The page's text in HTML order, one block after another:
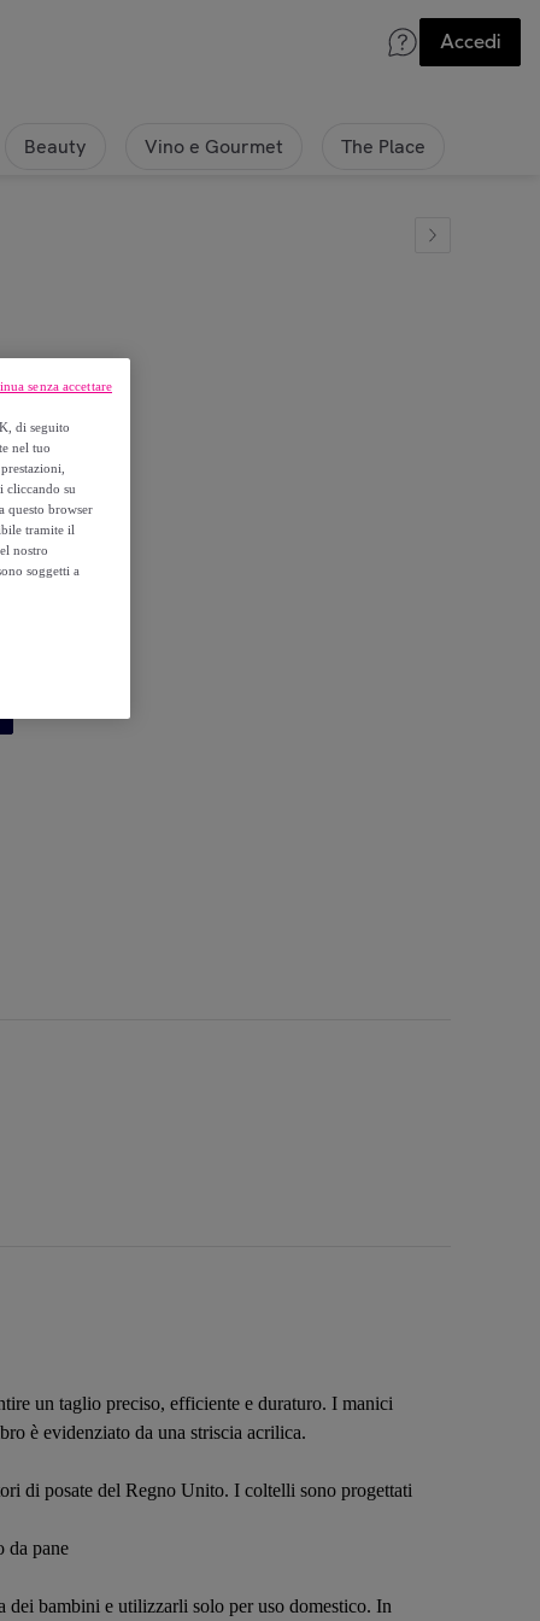
Accedi
Beauty Vino e Gourmet The Place
un taglio preciso, efficiente e duraturo. I manici
è evidenziato da una striscia acrilica.
di posate del Regno Unito. I coltelli sono progettati
da pane
bambini e utilizzarli solo per uso domestico. In
di seguito
nel tuo
cliccando su
questo browser
tramite il
nostro
soggetti a
senza accettare